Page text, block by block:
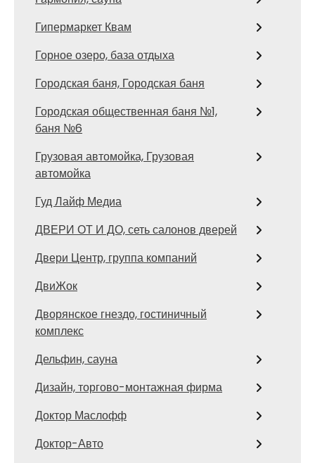
Гипермаркет Квам
Горное озеро, база отдыха
Городская баня, Городская баня
Городская общественная баня №1,
баня №6
Грузовая автомойка, Грузовая
автомойка
Гуд Лайф Медиа
ДВЕРИ ОТ И ДО, сеть салонов дверей
Двери Центр, группа компаний
ДвиЖок
Дворянское гнездо, гостиничный
комплекс
Дельфин, сауна
Дизайн, торгово-монтажная фирма
Доктор Маслофф
Доктор-Авто